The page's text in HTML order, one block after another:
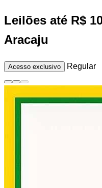
Leilões até R$
Aracaju
Acesso exclusivo Regular